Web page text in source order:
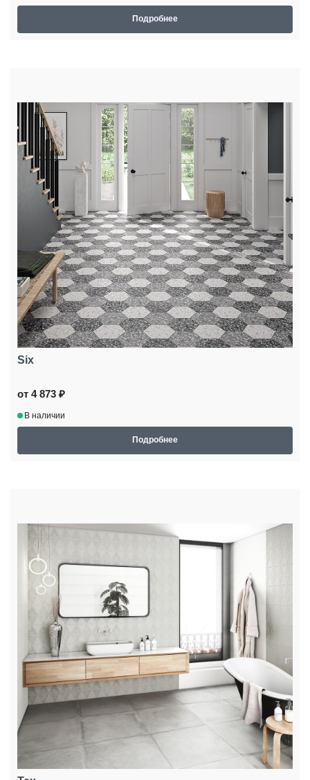
Подробнее
Six
от 4 873 ₽
В наличии
Подробнее